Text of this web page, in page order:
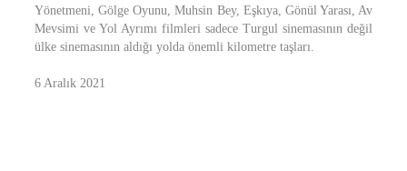
Yönetmeni, Gölge Oyunu, Muhsin Bey, Eşkıya, Gönül Yarası, Av
Mevsimi ve Yol Ayrımı filmleri sadece Turgul sinemasının değil
ülke sinemasının aldığı yolda önemli kilometre taşları.
6 Aralık 2021